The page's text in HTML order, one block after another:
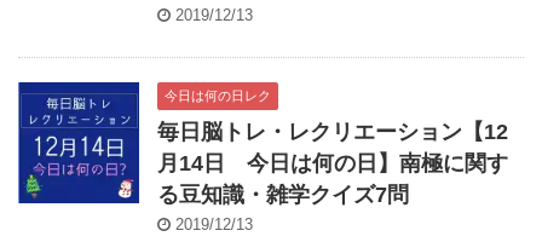
2019/12/13
今日は何の日レク
毎日脳トレ・レクリエーション【12
月14日 今日は何の日】南極に関す
る豆知識・雑学クイズ7問
2019/12/13